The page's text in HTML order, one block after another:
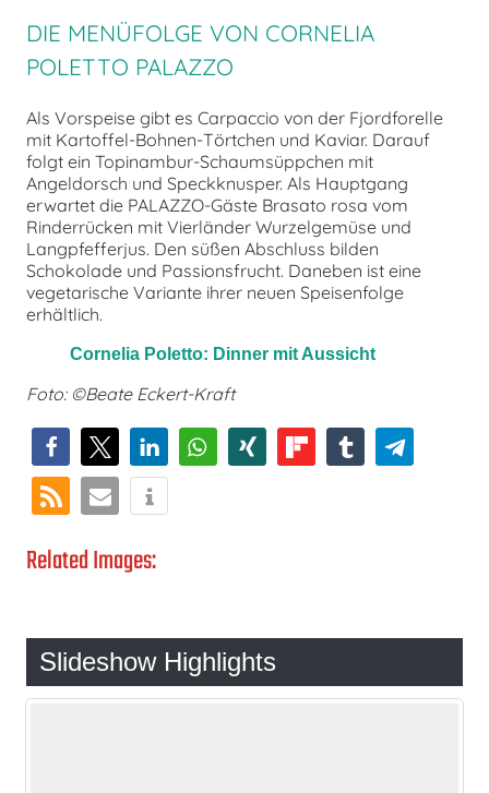
DIE MENÜFOLGE VON CORNELIA
POLETTO PALAZZO
Als Vorspeise gibt es Carpaccio von der Fjordforelle
mit Kartoffel-Bohnen-Törtchen und Kaviar. Darauf
folgt ein Topinambur-Schaumsüppchen mit
Angeldorsch und Speckknusper. Als Hauptgang
erwartet die PALAZZO-Gäste Brasato rosa vom
Rinderrücken mit Vierländer Wurzelgemüse und
Langpfefferjus. Den süßen Abschluss bilden
Schokolade und Passionsfrucht. Daneben ist eine
vegetarische Variante ihrer neuen Speisenfolge
erhältlich.
Cornelia Poletto: Dinner mit Aussicht
Foto: ©Beate Eckert-Kraft
Related Images:
Slideshow Highlights